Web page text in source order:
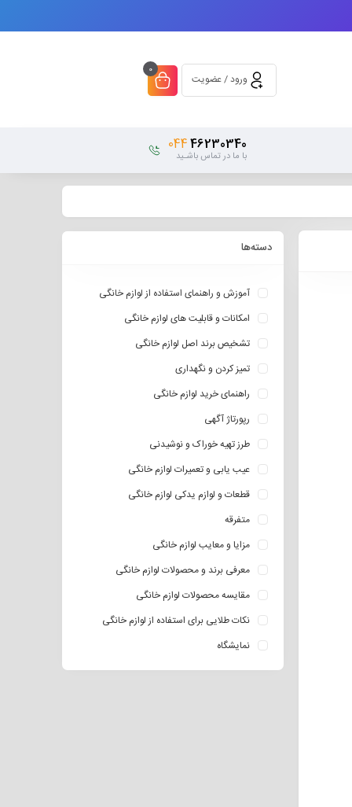
ورود / عضویت
0
46230340
044
با ما در تماس باشـید
دسته‌ها
آموزش و راهنمای استفاده از لوازم خانگی
امکانات و قابلیت های لوازم خانگی
تشخیص برند اصل لوازم خانگی
تمیز کردن و نگهداری
راهنمای خرید لوازم خانگی
رپورتاژ آگهی
طرز تهیه خوراک و نوشیدنی
عیب یابی و تعمیرات لوازم خانگی
قطعات و لوازم یدکی لوازم خانگی
متفرقه
مزایا و معایب لوازم خانگی
معرفی برند و محصولات لوازم خانگی
مقایسه محصولات لوازم خانگی
نکات طلایی برای استفاده از لوازم خانگی
نمایشگاه